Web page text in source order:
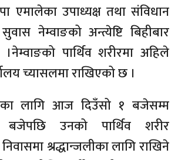
एमालेका उपाध्यक्ष तथा संविधान
नेम्वाङको अन्त्येष्टि बिहीबार
पार्थिव शरीरमा अहिले
च्यासलमा राखिएको छ ।
लागि आज दिउँसो १ बजेसम्म
उनको पार्थिव शरीर
श्रद्धान्जलीका लागि राखिने